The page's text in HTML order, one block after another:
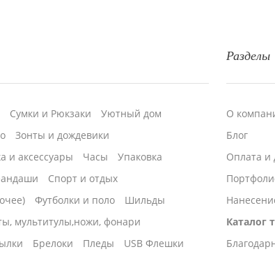
Разделы
О
Блог
Оплата и
Каталог
Сумки и Рюкзаки
Уютный дом
Зонты и дождевики
и аксессуары Часы
Упаковка
Спорт и отдых
Футболки и поло
Шильды
мультитулы,ножи, фонари
Брелоки Пледы USB Флешки